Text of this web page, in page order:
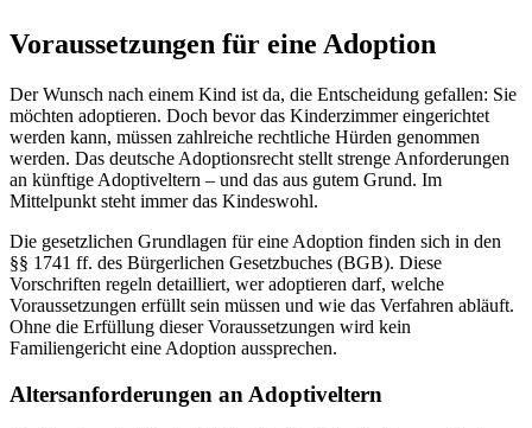
Voraussetzungen für eine Adoption
Der Wunsch nach einem Kind ist da, die Entscheidung gefallen: Sie
möchten adoptieren. Doch bevor das Kinderzimmer eingerichtet
werden kann, müssen zahlreiche rechtliche Hürden genommen
werden. Das deutsche Adoptionsrecht stellt strenge Anforderungen
an künftige Adoptiveltern – und das aus gutem Grund. Im
Mittelpunkt steht immer das Kindeswohl.
Die gesetzlichen Grundlagen für eine Adoption finden sich in den
§§ 1741 ff. des Bürgerlichen Gesetzbuches (BGB). Diese
Vorschriften regeln detailliert, wer adoptieren darf, welche
Voraussetzungen erfüllt sein müssen und wie das Verfahren abläuft.
Ohne die Erfüllung dieser Voraussetzungen wird kein
Familiengericht eine Adoption aussprechen.
Altersanforderungen an Adoptiveltern